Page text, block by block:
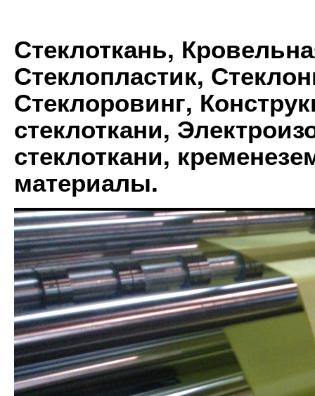
Стеклоткань,
Стеклопластик,
Стеклоровинг,
стеклоткани,
стеклоткани,
материалы.